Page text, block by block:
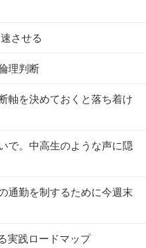
させる
理判断
軸を決めておくと落ち着け
で。中高生のような声に隠
通勤を制するために今週末
実践ロードマップ